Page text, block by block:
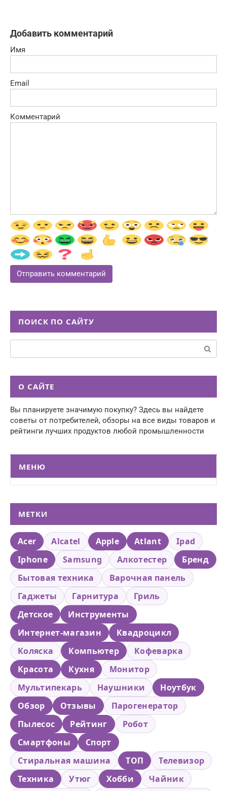
Добавить комментарий
Имя
Email
Комментарий
ПОИСК ПО САЙТУ
Поиск:
О САЙТЕ
Вы планируете значимую покупку? Здесь вы найдете
советы от потребителей, обзоры на все виды товаров и
рейтинги лучших продуктов любой промышленности
МЕНЮ
МЕТКИ
Acer Alcatel Apple Atlant
Ipad
Iphone
Samsung Алкотестер
Бренд
Бытовая техника
Варочная панель
Гаджеты
Гарнитура
Гриль
Детское
Инструменты
Интернет-магазин
Квадроцикл
Коляска
Компьютер
Кофеварка
Красота
Кухня
Монитор
Мультипекарь
Наушники
Ноутбук
Обзор
Отзывы
Парогенератор
Пылесос
Рейтинг
Робот
Смартфоны
Спорт
Стиральная машина
ТОП
Телевизор
Техника
Утюг Хобби
Чайник